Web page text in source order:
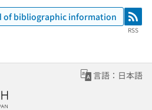
of bibliographic information RSS
RSS
言語：日本語